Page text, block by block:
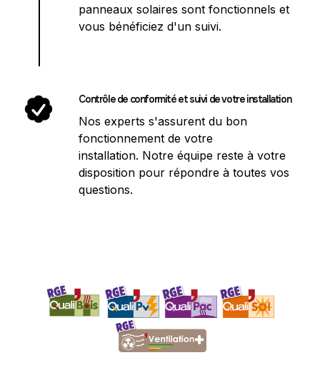
panneaux solaires sont fonctionnels et
vous bénéficiez d'un suivi.
Contrôle de conformité et suivi de votre installation
Nos experts s'assurent du bon
fonctionnement de votre
installation. Notre équipe reste à votre
disposition pour répondre à toutes vos
questions.